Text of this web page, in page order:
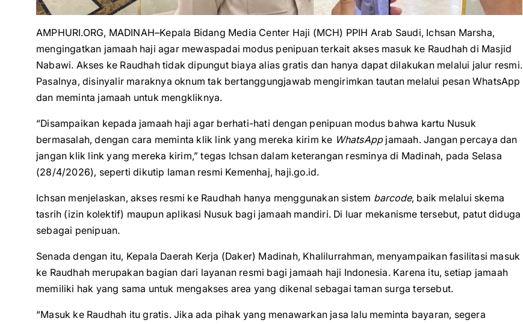
AMPHURI.ORG, MADINAH–Kepala Bidang Media Center Haji (MCH) PPIH Arab Saudi, Ichsan Marsha,
mengingatkan jamaah haji agar mewaspadai modus penipuan terkait akses masuk ke Raudhah di Masjid
Nabawi. Akses ke Raudhah tidak dipungut biaya alias gratis dan hanya dapat dilakukan melalui jalur resmi.
Pasalnya, disinyalir maraknya oknum tak bertanggungjawab mengirimkan tautan melalui pesan WhatsApp
dan meminta jamaah untuk mengkliknya.
“Disampaikan kepada jamaah haji agar berhati-hati dengan penipuan modus bahwa kartu Nusuk
bermasalah, dengan cara meminta klik link yang mereka kirim ke WhatsAppjamaah. Jangan percaya dan
jangan klik link yang mereka kirim,” tegas Ichsan dalam keterangan resminya di Madinah, pada Selasa
(28/4/2026), seperti dikutip laman resmi Kemenhaj, haji.go.id.
Ichsan menjelaskan, akses resmi ke Raudhah hanya menggunakan sistem barcode, baik melalui skema
tasrih (izin kolektif) maupun aplikasi Nusuk bagi jamaah mandiri. Di luar mekanisme tersebut, patut diduga
sebagai penipuan.
Senada dengan itu, Kepala Daerah Kerja (Daker) Madinah, Khalilurrahman, menyampaikan fasilitasi masuk
ke Raudhah merupakan bagian dari layanan resmi bagi jamaah haji Indonesia. Karena itu, setiap jamaah
memiliki hak yang sama untuk mengakses area yang dikenal sebagai taman surga tersebut.
“Masuk ke Raudhah itu gratis. Jika ada pihak yang menawarkan jasa lalu meminta bayaran, segera